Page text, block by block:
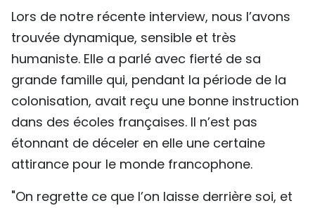
Lors de notre récente interview, nous l’avons
trouvée dynamique, sensible et très
humaniste. Elle a parlé avec fierté de sa
grande famille qui, pendant la période de la
colonisation, avait reçu une bonne instruction
dans des écoles françaises. Il n’est pas
étonnant de déceler en elle une certaine
attirance pour le monde francophone.
"On regrette ce que l’on laisse derrière soi, et